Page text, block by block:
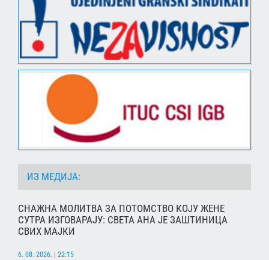
ИЗ МЕДИЈА:
СНАЖНА МОЛИТВА ЗА ПОТОМСТВО КОЈУ ЖЕНЕ
СУТРА ИЗГОВАРАЈУ: СВЕТА АНА ЈЕ ЗАШТИНИЦА
СВИХ МАЈКИ
6. 08. 2026. | 22:15